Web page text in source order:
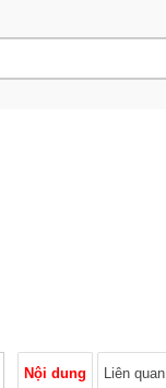
Nội dung Liên quan